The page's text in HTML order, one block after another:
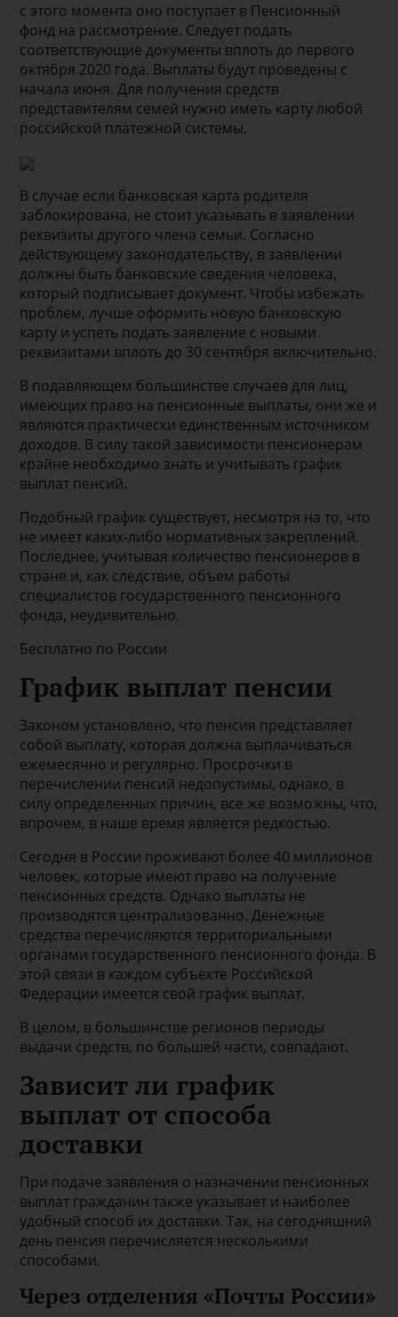
с этого момента оно поступает в Пенсионный
фонд на рассмотрение. Следует подать
соответствующие документы вплоть до первого
октября 2020 года. Выплаты будут проведены с
начала июня. Для получения средств
представителям семей нужно иметь карту любой
российской платежной системы.
В случае если банковская карта родителя
заблокирована, не стоит указывать в заявлении
реквизиты другого члена семьи. Согласно
действующему законодательству, в заявлении
должны быть банковские сведения человека,
который подписывает документ. Чтобы избежать
проблем, лучше оформить новую банковскую
карту и успеть подать заявление с новыми
реквизитами вплоть до 30 сентября включительно.
В подавляющем большинстве случаев для лиц,
имеющих право на пенсионные выплаты, они же и
являются практически единственным источником
доходов. В силу такой зависимости пенсионерам
крайне необходимо знать и учитывать график
выплат пенсий.
Подобный график существует, несмотря на то, что
не имеет каких-либо нормативных закреплений.
Последнее, учитывая количество пенсионеров в
стране и, как следствие, объем работы
специалистов государственного пенсионного
фонда, неудивительно.
Бесплатно по России
График выплат пенсии
Законом установлено, что пенсия представляет
собой выплату, которая должна выплачиваться
ежемесячно и регулярно. Просрочки в
перечислении пенсий недопустимы, однако, в
силу определенных причин, все же возможны, что,
впрочем, в наше время является редкостью.
Сегодня в России проживают более 40 миллионов
человек, которые имеют право на получение
пенсионных средств. Однако выплаты не
производятся централизованно. Денежные
средства перечисляются территориальными
органами государственного пенсионного фонда. В
этой связи в каждом субъекте Российской
Федерации имеется свой график выплат.
В целом, в большинстве регионов периоды
выдачи средств, по большей части, совпадают.
Зависит ли график
выплат от способа
доставки
При подаче заявления о назначении пенсионных
выплат гражданин также указывает и наиболее
удобный способ их доставки. Так, на сегодняшний
день пенсия перечисляется несколькими
способами.
Через отделения «Почты России»